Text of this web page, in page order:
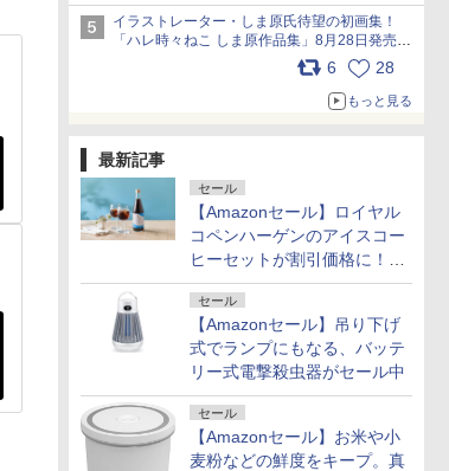
イラストレーター・しま原氏待望の初画集！
「ハレ時々ねこ しま原作品集」8月28日発売
6 28
もっと見る
最新記事
セール
【Amazonセール】ロイヤル
コペンハーゲンのアイスコー
ヒーセットが割引価格に！夏
のギフトに最適！
セール
【Amazonセール】吊り下げ
式でランプにもなる、バッテ
リー式電撃殺虫器がセール中
セール
【Amazonセール】お米や小
麦粉などの鮮度をキープ。真